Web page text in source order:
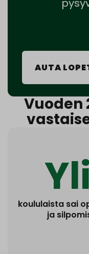
AUTA
Vuoden
koululaista sai
ja